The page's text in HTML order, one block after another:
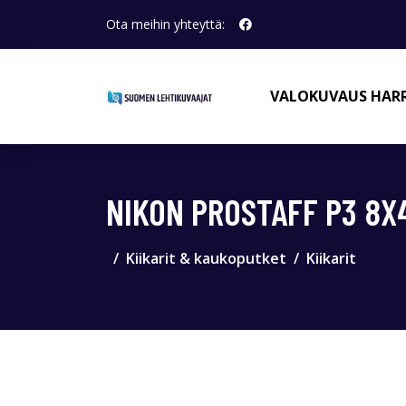
Ota meihin yhteyttä:
VALOKUVAUS
NIKON PROSTAFF P3
Kiikarit & kaukoputket Kiikarit